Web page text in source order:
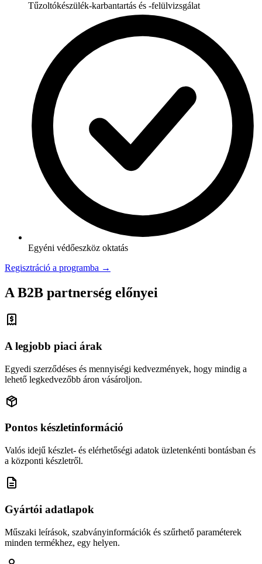
Tűzoltókészülék-karbantartás és -felülvizsgálat
Egyéni védőeszköz oktatás
Regisztráció a programba →
A B2B partnerség előnyei
A legjobb piaci árak
Egyedi szerződéses és mennyiségi kedvezmények, hogy mindig a
lehető legkedvezőbb áron vásároljon.
Pontos készletinformáció
Valós idejű készlet- és elérhetőségi adatok üzletenkénti bontásban és
a központi készletről.
Gyártói adatlapok
Műszaki leírások, szabványinformációk és szűrhető paraméterek
minden termékhez, egy helyen.